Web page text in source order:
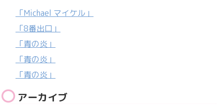
「Michael マイケル」
「8番出口」
「青の炎」
「青の炎」
「青の炎」
アーカイブ